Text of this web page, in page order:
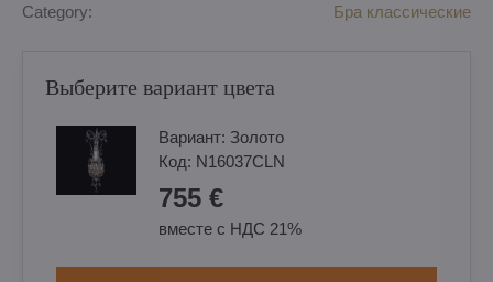
Category: Бра классические
Выберите вариант цвета
Вариант: Золотo
Код: N16037CLN
755 €
вместе с НДС 21%